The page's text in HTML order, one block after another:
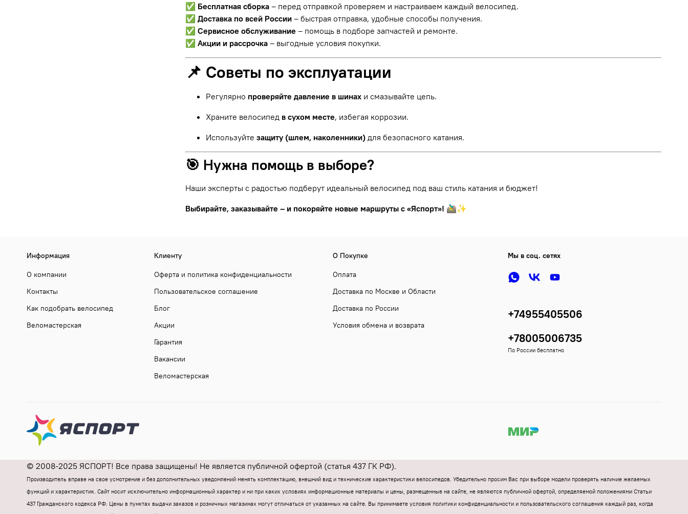
✅ Бесплатная сборка – перед отправкой проверяем и настраиваем каждый велосипед.
✅ Доставка по всей России – быстрая отправка, удобные способы получения.
✅ Сервисное обслуживание – помощь в подборе запчастей и ремонте.
✅ Акции и рассрочка – выгодные условия покупки.
📌 Советы по эксплуатации
Регулярно проверяйте давление в шинах и смазывайте цепь.
Храните велосипед в сухом месте, избегая коррозии.
Используйте защиту (шлем, наколенники) для безопасного катания.
🎯 Нужна помощь в выборе?
Наши эксперты с радостью подберут идеальный велосипед под ваш стиль катания и бюджет!
Выбирайте, заказывайте – и покоряйте новые маршруты с «Яспорт»! 🚵‍♂️✨
Информация
О компании
Контакты
Как подобрать велосипед
Веломастерская
Клиенту
Оферта и политика конфиденциальности
Пользовательское соглашение
Блог
Акции
Гарантия
Вакансии
Веломастерская
О Покупке
Оплата
Доставка по Москве и Области
Доставка по России
Условия обмена и возврата
Мы в соц. сетях
+74955405506
+78005006735
По России бесплатно
© 2008-2025 ЯСПОРТ! Все права защищены! Не является публичной офертой (статья 437 ГК РФ).
Производитель вправе на свое усмотрение и без дополнительных уведомлений менять комплектацию, внешний вид и технические характеристики велосипедов. Убедительно просим Вас при выборе модели проверять наличие желаемых
функций и характеристик. Cайт носит исключительно информационный характер и ни при каких условиях информационные материалы и цены, размещенные на сайте, не являются публичной офертой, определяемой положениями Статьи
437 Гражданского кодекса РФ. Цены в пунктах выдачи заказов и розничных магазинах могут отличаться от указанных на сайте. Вы принимаете условия политики конфиденциальности и пользовательского соглашения каждый раз, когда